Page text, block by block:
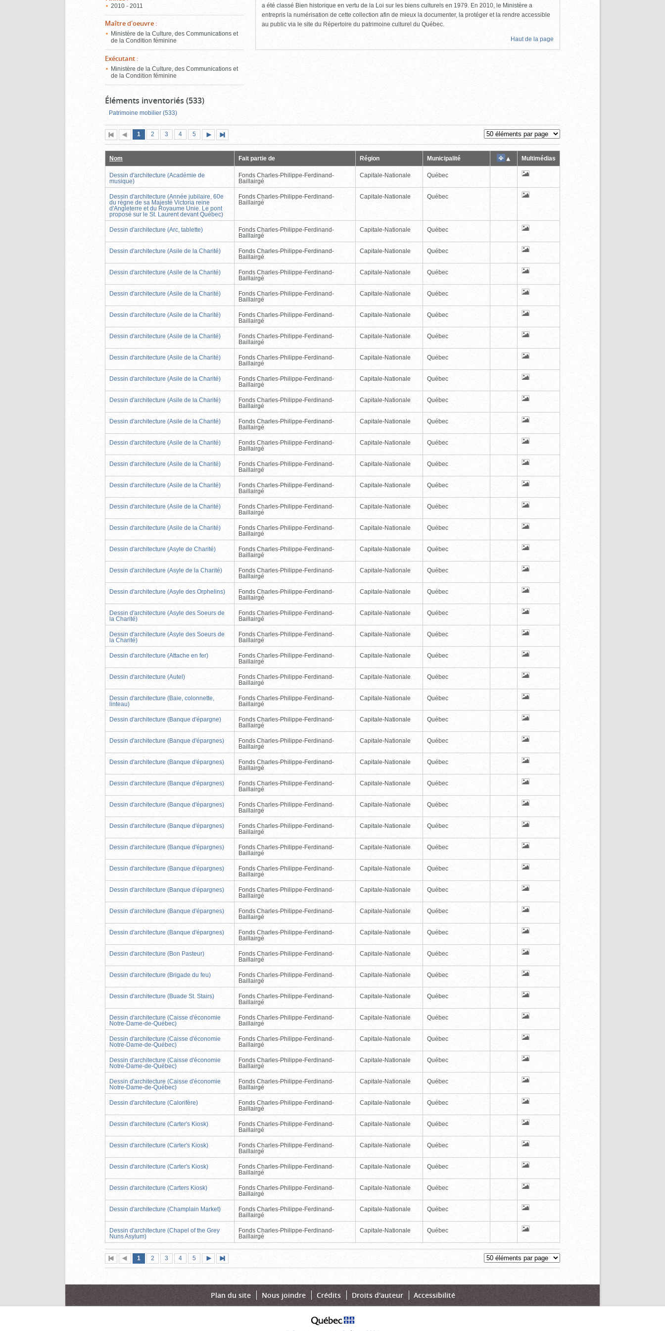
2010 - 2011
Maître d'oeuvre :
Ministère de la Culture, des Communications et
de la Condition féminine
Exécutant :
Ministère de la Culture, des Communications et
de la Condition féminine
a été classé Bien historique en vertu de la Loi sur les biens culturels en 1979. En 2010, le Ministère a
entrepris la numérisation de cette collection afin de mieux la documenter, la protéger et la rendre accessible
au public via le site du Répertoire du patrimoine culturel du Québec.
Haut de la page
Éléments inventoriés (533)
Patrimoine mobilier (533)
Première
page
Page
précédente
Page
1 (page
actuelle)
Page
2 Page
3 Page
4 Page
5
suivante
page
Nom Fait partie de Région Municipalité Multimédias
Dessin d'architecture (Académie de
musique)
Fonds Charles-Philippe-Ferdinand-
Baillairgé
Capitale-Nationale Québec
Dessin d'architecture (Année jubilaire, 60e
du règne de sa Majesté Victoria reine
d'Angleterre et du Royaume Unie. Le pont
proposé sur le St. Laurent devant Québec)
Fonds Charles-Philippe-Ferdinand-
Baillairgé
Capitale-Nationale Québec
Dessin d'architecture (Arc, tablette)
Fonds Charles-Philippe-Ferdinand-
Baillairgé
Capitale-Nationale Québec
Dessin d'architecture (Asile de la Charité)
Fonds Charles-Philippe-Ferdinand-
Baillairgé
Capitale-Nationale Québec
Dessin d'architecture (Asile de la Charité)
Fonds Charles-Philippe-Ferdinand-
Baillairgé
Capitale-Nationale Québec
Dessin d'architecture (Asile de la Charité)
Fonds Charles-Philippe-Ferdinand-
Baillairgé
Capitale-Nationale Québec
Dessin d'architecture (Asile de la Charité)
Fonds Charles-Philippe-Ferdinand-
Baillairgé
Capitale-Nationale Québec
Dessin d'architecture (Asile de la Charité)
Fonds Charles-Philippe-Ferdinand-
Baillairgé
Capitale-Nationale Québec
Dessin d'architecture (Asile de la Charité)
Fonds Charles-Philippe-Ferdinand-
Baillairgé
Capitale-Nationale Québec
Dessin d'architecture (Asile de la Charité)
Fonds Charles-Philippe-Ferdinand-
Baillairgé
Capitale-Nationale Québec
Dessin d'architecture (Asile de la Charité)
Fonds Charles-Philippe-Ferdinand-
Baillairgé
Capitale-Nationale Québec
Dessin d'architecture (Asile de la Charité)
Fonds Charles-Philippe-Ferdinand-
Baillairgé
Capitale-Nationale Québec
Dessin d'architecture (Asile de la Charité)
Fonds Charles-Philippe-Ferdinand-
Baillairgé
Capitale-Nationale Québec
Dessin d'architecture (Asile de la Charité)
Fonds Charles-Philippe-Ferdinand-
Baillairgé
Capitale-Nationale Québec
Dessin d'architecture (Asile de la Charité)
Fonds Charles-Philippe-Ferdinand-
Baillairgé
Capitale-Nationale Québec
Dessin d'architecture (Asile de la Charité)
Fonds Charles-Philippe-Ferdinand-
Baillairgé
Capitale-Nationale Québec
Dessin d'architecture (Asile de la Charité)
Fonds Charles-Philippe-Ferdinand-
Baillairgé
Capitale-Nationale Québec
Dessin d'architecture (Asyle de Charité)
Fonds Charles-Philippe-Ferdinand-
Baillairgé
Capitale-Nationale Québec
Dessin d'architecture (Asyle de la Charité)
Fonds Charles-Philippe-Ferdinand-
Baillairgé
Capitale-Nationale Québec
Dessin d'architecture (Asyle des Orphelins)
Fonds Charles-Philippe-Ferdinand-
Baillairgé
Capitale-Nationale Québec
Dessin d'architecture (Asyle des Soeurs de
la Charité)
Fonds Charles-Philippe-Ferdinand-
Baillairgé
Capitale-Nationale Québec
Dessin d'architecture (Asyle des Soeurs de
la Charité)
Fonds Charles-Philippe-Ferdinand-
Baillairgé
Capitale-Nationale Québec
Dessin d'architecture (Attache en fer)
Fonds Charles-Philippe-Ferdinand-
Baillairgé
Capitale-Nationale Québec
Dessin d'architecture (Autel)
Fonds Charles-Philippe-Ferdinand-
Baillairgé
Capitale-Nationale Québec
Dessin d'architecture (Baie, colonnette,
linteau)
Fonds Charles-Philippe-Ferdinand-
Baillairgé
Capitale-Nationale Québec
Dessin d'architecture (Banque d'épargne)
Fonds Charles-Philippe-Ferdinand-
Baillairgé
Capitale-Nationale Québec
Dessin d'architecture (Banque d'épargnes)
Fonds Charles-Philippe-Ferdinand-
Baillairgé
Capitale-Nationale Québec
Dessin d'architecture (Banque d'épargnes)
Fonds Charles-Philippe-Ferdinand-
Baillairgé
Capitale-Nationale Québec
Dessin d'architecture (Banque d'épargnes)
Fonds Charles-Philippe-Ferdinand-
Baillairgé
Capitale-Nationale Québec
Dessin d'architecture (Banque d'épargnes)
Fonds Charles-Philippe-Ferdinand-
Baillairgé
Capitale-Nationale Québec
Dessin d'architecture (Banque d'épargnes)
Fonds Charles-Philippe-Ferdinand-
Baillairgé
Capitale-Nationale Québec
Dessin d'architecture (Banque d'épargnes)
Fonds Charles-Philippe-Ferdinand-
Baillairgé
Capitale-Nationale Québec
Dessin d'architecture (Banque d'épargnes)
Fonds Charles-Philippe-Ferdinand-
Baillairgé
Capitale-Nationale Québec
Dessin d'architecture (Banque d'épargnes)
Fonds Charles-Philippe-Ferdinand-
Baillairgé
Capitale-Nationale Québec
Dessin d'architecture (Banque d'épargnes)
Fonds Charles-Philippe-Ferdinand-
Baillairgé
Capitale-Nationale Québec
Dessin d'architecture (Banque d'épargnes)
Fonds Charles-Philippe-Ferdinand-
Baillairgé
Capitale-Nationale Québec
Dessin d'architecture (Bon Pasteur)
Fonds Charles-Philippe-Ferdinand-
Baillairgé
Capitale-Nationale Québec
Dessin d'architecture (Brigade du feu)
Fonds Charles-Philippe-Ferdinand-
Baillairgé
Capitale-Nationale Québec
Dessin d'architecture (Buade St. Stairs)
Fonds Charles-Philippe-Ferdinand-
Baillairgé
Capitale-Nationale Québec
Dessin d'architecture (Caisse d'économie
Notre-Dame-de-Québec)
Fonds Charles-Philippe-Ferdinand-
Baillairgé
Capitale-Nationale Québec
Dessin d'architecture (Caisse d'économie
Notre-Dame-de-Québec)
Fonds Charles-Philippe-Ferdinand-
Baillairgé
Capitale-Nationale Québec
Dessin d'architecture (Caisse d'économie
Notre-Dame-de-Québec)
Fonds Charles-Philippe-Ferdinand-
Baillairgé
Capitale-Nationale Québec
Dessin d'architecture (Caisse d'économie
Notre-Dame-de-Québec)
Fonds Charles-Philippe-Ferdinand-
Baillairgé
Capitale-Nationale Québec
Dessin d'architecture (Calorifère)
Fonds Charles-Philippe-Ferdinand-
Baillairgé
Capitale-Nationale Québec
Dessin d'architecture (Carter's Kiosk)
Fonds Charles-Philippe-Ferdinand-
Baillairgé
Capitale-Nationale Québec
Dessin d'architecture (Carter's Kiosk)
Fonds Charles-Philippe-Ferdinand-
Baillairgé
Capitale-Nationale Québec
Dessin d'architecture (Carter's Kiosk)
Fonds Charles-Philippe-Ferdinand-
Baillairgé
Capitale-Nationale Québec
Dessin d'architecture (Carters Kiosk)
Fonds Charles-Philippe-Ferdinand-
Baillairgé
Capitale-Nationale Québec
Dessin d'architecture (Champlain Market)
Fonds Charles-Philippe-Ferdinand-
Baillairgé
Capitale-Nationale Québec
Dessin d'architecture (Chapel of the Grey
Nuns Asylum)
Fonds Charles-Philippe-Ferdinand-
Baillairgé
Capitale-Nationale Québec
Première
page
Page
précédente
Page
1 (page
actuelle)
Page
2 Page
3 Page
4 Page
5
suivante
page
Plan du site Nous joindre Crédits Droits d'auteur Accessibilité